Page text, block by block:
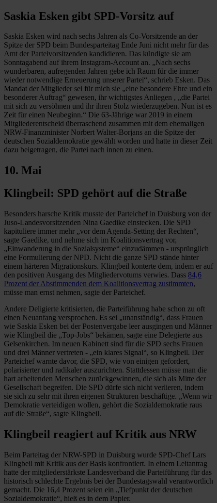
Saskia Esken gibt SPD-Vorsitz auf
Saskia Esken wird nach sechs Jahren als Co-Vorsitzende an der
Spitze der SPD beim Bundesparteitag Ende Juni nicht mehr für das
Amt der Parteivorsitzenden kandidieren. Das kündigte sie am
Sonntagabend auf ihrem Instagram-Account an. „Nach sechs
wunderbaren, aufregenden Jahren gebe ich Raum für die immer
wieder notwendige Erneuerung unserer Partei“, schrieb Esken. Das
Mandat der Mitglieder sei für mich sie „eine besondere Ehre und ein
besonderer Auftrag“ gewesen, ihr wichtigstes Anliegen , „die Partei
mit sich zu versöhnen und ihr ihren Stolz wiederzugeben. Nun ist es
Zeit für einen Neubeginn.“ Die 63-Jährige war 2019 in einem
Mitgliederentscheid überraschend zusammen mit dem ehemaligen
NRW-Finanzminister Norbert Walter-Borjans an die Spitze der
deutschen Sozialdemokratie gewählt worden und hatte in dieser Zeit
dazu beigetragen, die Partei nach innen zu einen.
10. Mai
Klingbeil: SPD gehört auf die Straße
Besonders harsche Kritik musste der Parteichef in Duisburg von der
Juso-Landesvorsitzenden Nina Gaedike einstecken. Die SPD
kapituliere immer mehr „vor dem Agenda-Setting der Rechten“,
sagte Gaedike, und nehme sich im Koalitionsvertrag vor,
„Einwanderung in die Sozialsysteme“ einzudämmen - ursprünglich
eine Formulierung der NPD. Nicht die ganze SPD stände hinter
einem härteren Migrationskurs. Klingbeil konterte dem, indem er auf
den positiven Ausgang des Mitgliedervotums verwies. Dass 84,6
Prozent der Abstimmenden dem Koalitionsvertrag zustimmten,
müsse man ernst nehmen, sagte der Parteichef.
Andere Deligierte kritisierten, die Parteiführung habe schon zu oft
einen Neuanfang versprochen. Es sei „unanständig“, dass Frauen
wie Saskia Esken bei der Postenvergabe leer ausgingen und Männer
wie Klingbeil die „Top-Jobs“ bekämen, sagte eine Delegierte aus
Gelsenkirchen. Im neuen Kabinett sind für die SPD sechs Frauen
und drei Männer vertreten - „ein klares Signal“, so Klingbeil. Der
Parteichef warnte davor, die SPD, wie von einigen gefordert,
polarisierter und radikaler auszurichten. Stattdessen müsse man die
hart arbeitenden Menschen zurückgewinnen, die sich als Mitte der
Gesellschaft begreifen. Die SPD dürfe sich nicht verlieren, indem
sie sich zu sehr mit ihren eigenen Strukturen beschäftige. „Wenn wir
Demokratie verteidigen wollen, gehört die Sozialdemokratie raus
auf die Straße“, sagte Klingbeil.
Klingbeil reagiert auf Kritik aus NRW
Beim Parteitag der NRW-SPD in Duisburg wurde SPD-Chef Lars
Klingbeil mit Kritik aus der Basis konfrontiert. In einem Leitantrag
hatte der mitgliederstärkste Landesverband die Parteiführung für das
historisch schlechte Ergebnis bei der Bundestagswahl verantwortlich
gemacht. Die 16,4 Prozent seien ein „Tiefpunkt der deutschen
Sozialdemokratie“, hieß es in dem Papier.